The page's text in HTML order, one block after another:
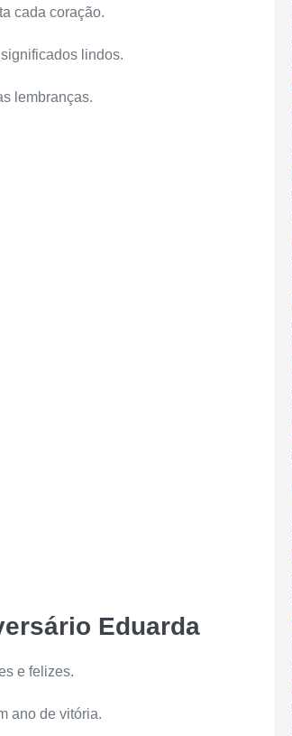
cada coração.
lindos.
lembranças.
Eduarda
e felizes.
ano de vitória.